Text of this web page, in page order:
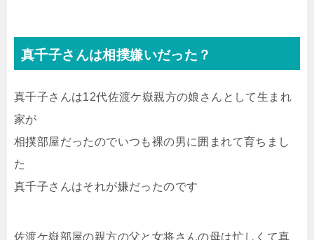
真千子さんは相撲嫌いだった？
真千子さんは12代佐渡ケ嶽親方の娘さんとして生まれ
家が
相撲部屋だったのでいつも裸の男に囲まれて育ちまし
た
真千子さんはそれが嫌だったのです
佐渡ケ嶽部屋の親方の父と女将さんの母は忙しくて真